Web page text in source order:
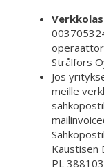
Strålfors
Jos
meille
Kaustisen
PL